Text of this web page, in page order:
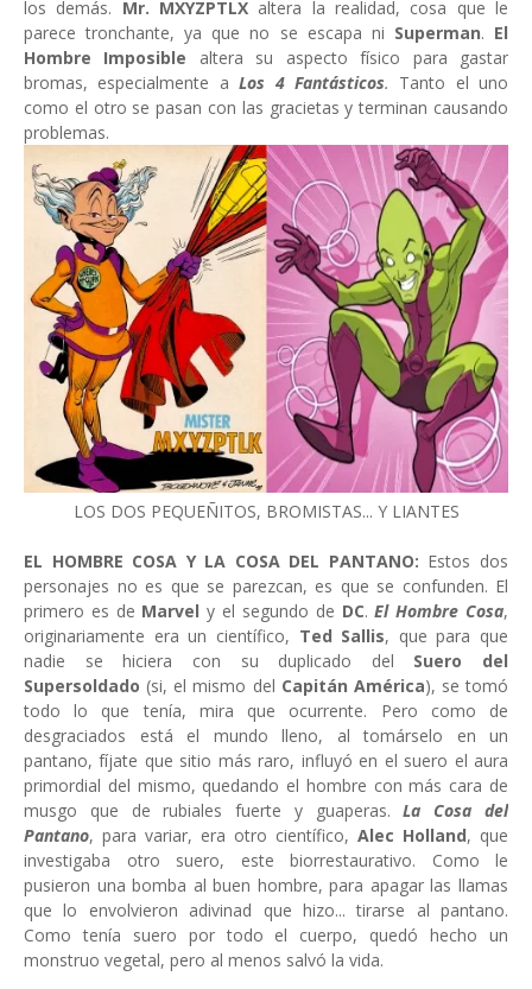
los demás. Mr. MXYZPTLX altera la realidad, cosa que le
parece tronchante, ya que no se escapa ni Superman. El
Hombre Imposible altera su aspecto físico para gastar
bromas, especialmente aLos 4 Fantásticos. Tanto el uno
como el otro se pasan con las gracietas y terminan causando
problemas.
LOS DOS PEQUEÑITOS, BROMISTAS... Y LIANTES
EL HOMBRE COSA Y LA COSA DEL PANTANO: Estos dos
personajes no es que se parezcan, es que se confunden. El
primero es de Marvely el segundo de DC.El Hombre Cosa,
originariamente era un científico, Ted Sallis, que para que
nadie se hiciera con su duplicado del Suero del
Supersoldado (si, el mismo del Capitán América), se tomó
todo lo que tenía, mira que ocurrente. Pero como de
desgraciados está el mundo lleno, al tomárselo en un
pantano, fíjate que sitio más raro, influyó en el suero el aura
primordial del mismo, quedando el hombre con más cara de
musgo que de rubiales fuerte y guaperas.La Cosa del
Pantano, para variar, era otro científico, Alec Holland, que
investigaba otro suero, este biorrestaurativo. Como le
pusieron una bomba al buen hombre, para apagar las llamas
que lo envolvieron adivinad que hizo... tirarse al pantano.
Como tenía suero por todo el cuerpo, quedó hecho un
monstruo vegetal, pero al menos salvó la vida.